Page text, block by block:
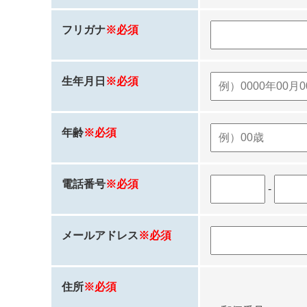
フリガナ※必須
生年月日 ※必須
年齢※必須
電話番号※必須 -
メールアドレス※必須
住所※必須